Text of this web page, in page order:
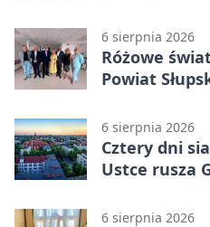
6 sierpnia 2026
Różowe
Powiat
6 sierpnia 2026
Cztery dni
Ustce rusza
6 sierpnia 2026